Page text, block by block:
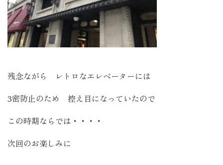
残念ながら レトロなエレベーターには
3密防止のため 控え目になっていたので
この時期ならでは・・・・
次回のお楽しみに